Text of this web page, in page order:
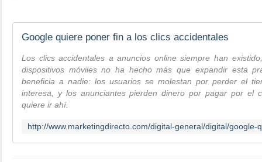
Google quiere poner fin a los clics accidentales
Los clics accidentales a anuncios online siempre han
dispositivos móviles no ha hecho más que expandir esta
beneficia a nadie: los usuarios se molestan por perder el
interesa, y los anunciantes pierden dinero por pagar por el
quiere ir ahí.